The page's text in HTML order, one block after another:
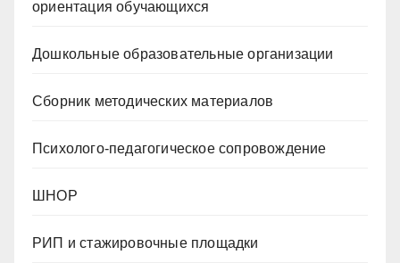
ориентация обучающихся
Дошкольные образовательные организации
Сборник методических материалов
Психолого-педагогическое сопровождение
ШНОР
РИП и стажировочные площадки